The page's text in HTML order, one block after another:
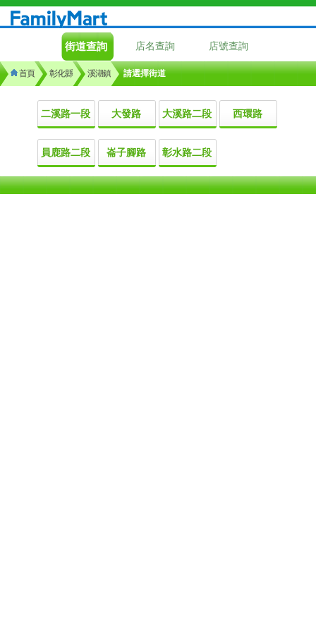
街道查詢 店名查詢 店號查詢
首頁 彰化縣 溪湖鎮 請選擇街道
二溪路一段 大發路 大溪路二段 西環路
員鹿路二段 崙子腳路 彰水路二段